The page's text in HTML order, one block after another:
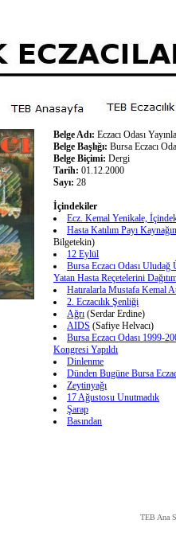
Belge Adı: Eczacı Odası
Belge Başlığı: Bursa Eczacı
Belge Biçimi: Dergi
Tarih: 01.12.2000
Sayı: 28
İçindekiler
Ecz. Kemal Yenikale,
Hasta Katılım Payı
Bilgetekin)
12 Eylül
Bursa Eczacı Odası
Yatan Hasta Reçetelerini
Hatıralarla Mustafa Kemal
2. Eczacılık Şenliği
Ağrı (Serdar Erdine)
AIDS (Safiye Helvacı)
Bursa Eczacı Odası 1999-
Kongresi Yapıldı
Dinlenme
Dünden Bugüne Bursa
Zeytinyağı
17 Ağustosu Unutmadık
Şarap
Basından
TEB Ana